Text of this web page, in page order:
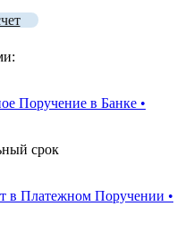
Поручение в Банке •
срок
в Платежном Поручении •